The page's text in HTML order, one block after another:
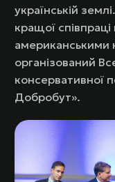
українській
кращої
американськими
організований
консервативної
Добробут».